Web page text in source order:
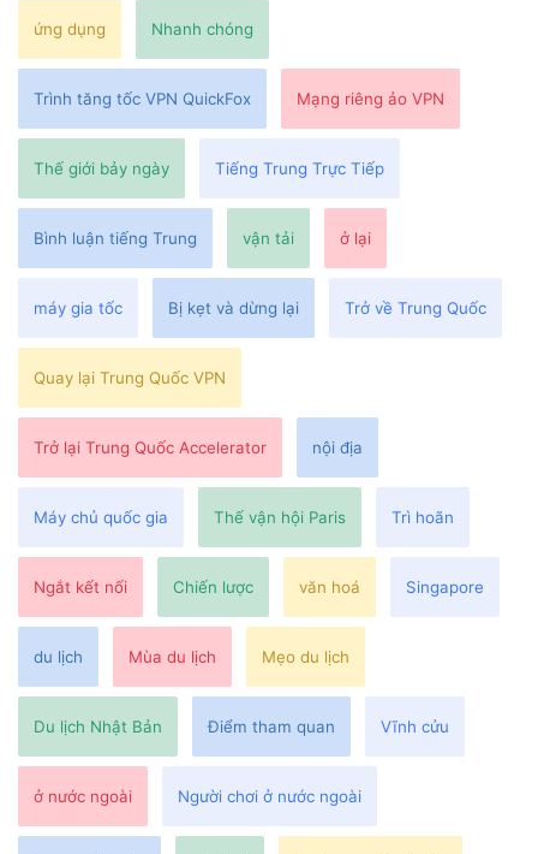
ứng dụng Nhanh chóng
Trình tăng tốc VPN QuickFox Mạng riêng ảo VPN
Thế giới bảy ngày Tiếng Trung Trực Tiếp
Bình luận tiếng Trung vận tải ở lại
máy gia tốc Bị kẹt và dừng lại Trở về Trung Quốc
Quay lại Trung Quốc VPN
Trở lại Trung Quốc Accelerator nội địa
Máy chủ quốc gia Thế vận hội Paris Trì hoãn
Ngắt kết nối Chiến lược văn hoá Singapore
du lịch Mùa du lịch Mẹo du lịch
Du lịch Nhật Bản Điểm tham quan Vĩnh cửu
ở nước ngoài Người chơi ở nước ngoài